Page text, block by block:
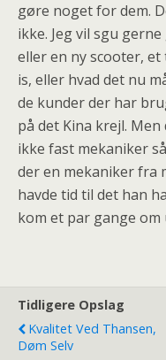
gøre noget for dem.
ikke. Jeg vil sgu
eller en ny scooter,
is, eller hvad det nu
de kunder der har
på det Kina krejl.
ikke fast mekaniker
der en mekaniker fra
havde tid til det han
kom et par gange om
Tidligere Opslag
Kvalitet Ved Thansen,
Døm Selv